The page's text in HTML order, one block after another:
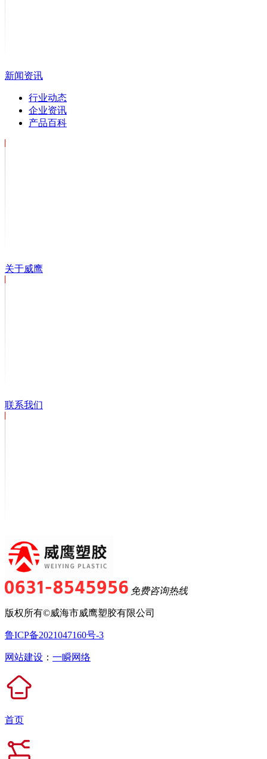
新闻资讯
行业动态
企业资讯
产品百科
关于威鹰
联系我们
免费咨询热线
版权所有©威海市威鹰塑胶有限公司
鲁ICP备2021047160号-3
网站建设 ： 一瞬网络
首页